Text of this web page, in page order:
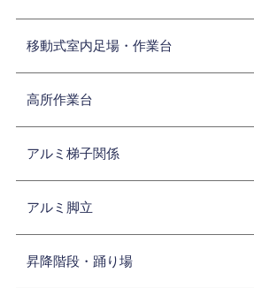
移動式室内足場・作業台
高所作業台
アルミ梯子関係
アルミ脚立
昇降階段・踊り場